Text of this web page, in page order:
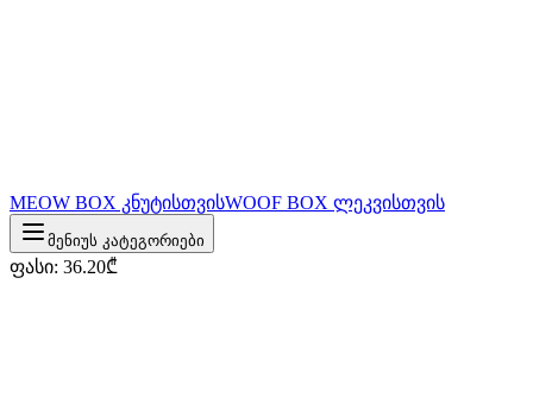
MEOW BOX კნუტისთვისWOOF BOX ლეკვისთვის
მენიუს კატეგორიები
ფასი: 36.20₾